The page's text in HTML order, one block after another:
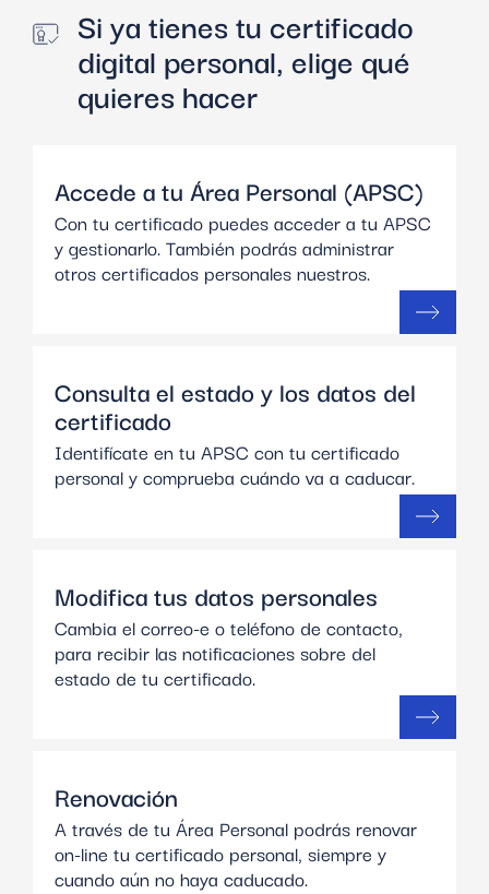
Si ya tienes tu certificado
digital personal, elige qué
quieres hacer
Accede a tu Área Personal (APSC)
Con tu certificado puedes acceder a tu APSC
y gestionarlo. También podrás administrar
otros certificados personales nuestros.
Consulta el estado y los datos del
certificado
Identifícate en tu APSC con tu certificado
personal y comprueba cuándo va a caducar.
Modifica tus datos personales
Cambia el correo-e o teléfono de contacto,
para recibir las notificaciones sobre del
estado de tu certificado.
Renovación
A través de tu Área Personal podrás renovar
on-line tu certificado personal, siempre y
cuando aún no haya caducado.